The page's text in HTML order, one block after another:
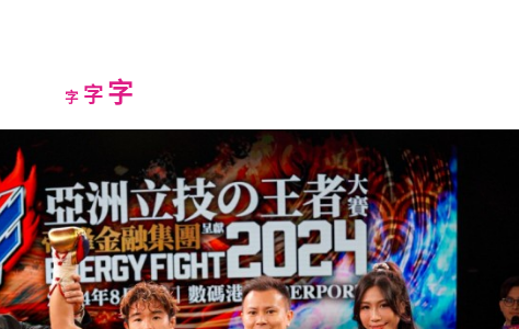
字Decrease
字Reset
字Increase
font
size.